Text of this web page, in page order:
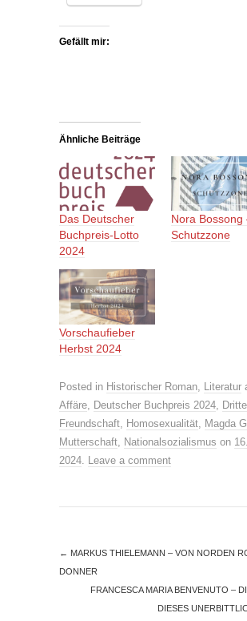
Gefällt mir:
Ähnliche Beiträge
Das Deutscher
Buchpreis-Lotto
2024
Nora Bossong
Schutzzone
Vorschaufieber
Herbst 2024
Posted in Historischer Roman Literatur
Affäre
Deutscher Buchpreis 2024
Freundschaft
Homosexualität Magda
Mutterschaft
Nationalsozialismus on
2024
Leave a comment
← MARKUS THIELEMANN – VON NORDEN
DONNER
FRANCESCA MARIA BENVENUTO –
DIESES